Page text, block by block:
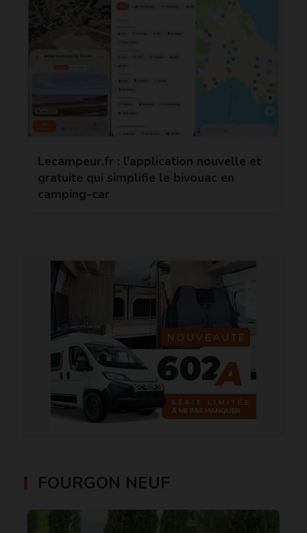
Lecampeur.fr : l’application nouvelle et
gratuite qui simplifie le bivouac en
camping-car
FOURGON NEUF